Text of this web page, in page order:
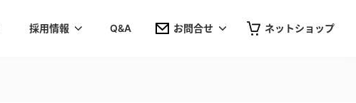
採用情報 Q&A お問合せ ネットショップ